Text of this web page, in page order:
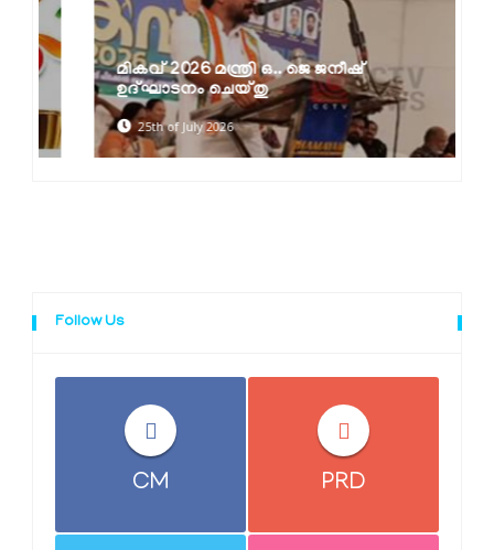
മികവ് 2026 മന്ത്രി ഒ.. ജെ ജനീഷ്
ഉദ്ഘാടനം ചെയ്തു
25th of July 2026
Follow Us
CM PRD